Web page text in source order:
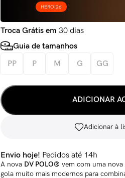
HEROI26
Troca Grátis em 30 dias
Guia de tamanhos
PP
P M G GG
ADICIONAR
Adicionar à
Envio hoje! Pedidos até 14h
A nova DV POLO® vem com uma
gola muito mais modernos para